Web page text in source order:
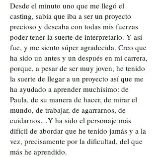
Desde el minuto uno que me llegó el
casting, sabía que iba a ser un proyecto
precioso y deseaba con todas mis fuerzas
poder tener la suerte de interpretarlo. Y así
fue, y me siento súper agradecida. Creo que
ha sido un antes y un después en mi carrera,
porque, a pesar de ser muy joven, he tenido
la suerte de llegar a un proyecto así que me
ha ayudado a aprender muchísimo: de
Paula, de su manera de hacer, de mirar el
mundo, de trabajar, de agarrarnos, de
cuidarnos…Y ha sido el personaje más
difícil de abordar que he tenido jamás y a la
vez, precisamente por la dificultad, del que
más he aprendido.